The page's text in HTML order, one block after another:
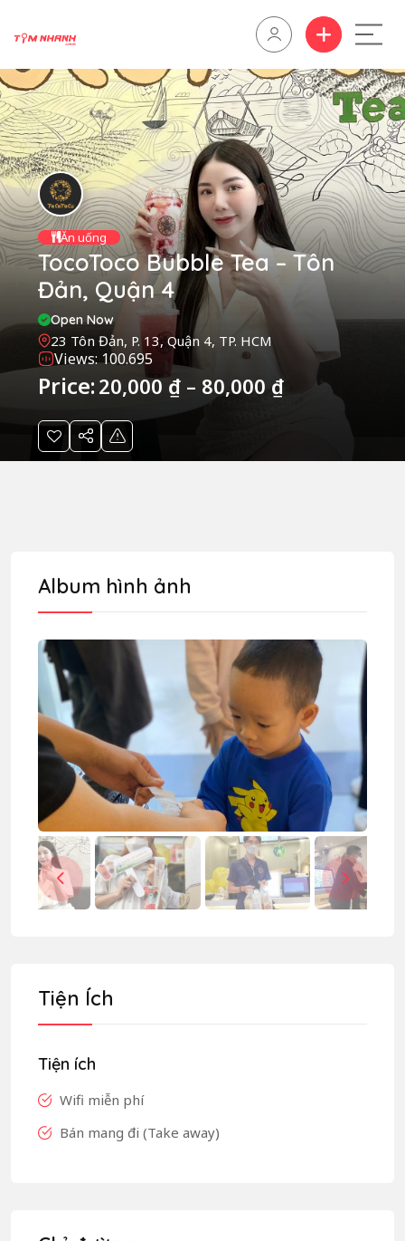
Ăn uống
TocoToco Bubble Tea – Tôn
Đản, Quận 4
Open Now
23 Tôn Đản, P. 13, Quận 4, TP. HCM
Views: 100.695
Price: 20,000₫ – 80,000 ₫
Album hình ảnh
Tiện Ích
Tiện ích
Wifi miễn phí
Bán mang đi (Take away)